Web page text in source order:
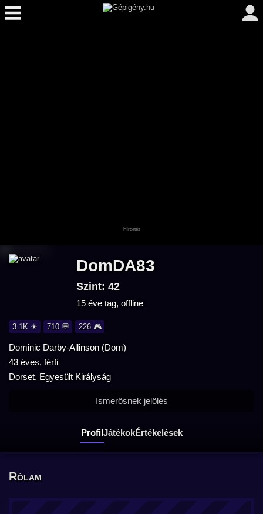
DomDA83
Szint: 42
15 éve tag, offline
3.1K ☀ 710 💬 226 🎮
Dominic Darby-Allinson (Dom)
43 éves, férfi
Dorset, Egyesült Királyság
ProfilJátékokÉrtékelések
Ismerősnek jelölés
Rólam